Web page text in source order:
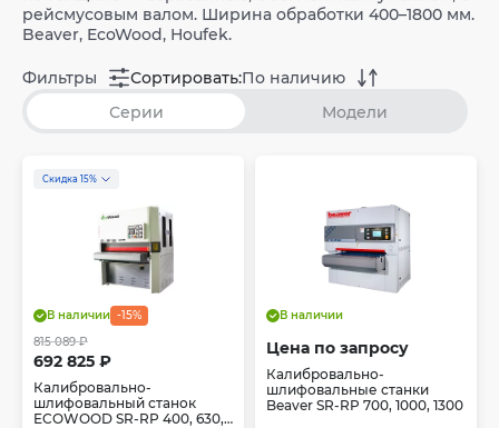
рейсмусовым валом. Ширина обработки 400–1800 мм.
Beaver, EcoWood, Houfek.
Серии Модели
Фильтры Сортировать:По наличию
Скидка 15%
-15%
В наличии
692 825 ₽
815 089 ₽
Калибровально-
шлифовальный станок
ECOWOOD SR-RP 400, 630,
В наличии
Цена по запросу
Калибровально-
шлифовальные станки
Beaver SR-RP 700, 1000, 1300